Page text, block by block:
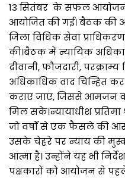
13 सितंबर के सफल
आयोजित की गई। बैठक की
जिला विधिक सेवा
की।बैठक में न्यायिक
दीवानी, फौजदारी,
अधिकाधिक वाद चिन्हित
कराए जाएं, जिससे आमजन
मिल सके।न्यायाधीश प्रतिमा
जो वर्षों से एक फैसले की
उसके चेहरे पर न्याय की
आत्मा है। उन्होंने यह भी
पक्षकारों को आयोजन से